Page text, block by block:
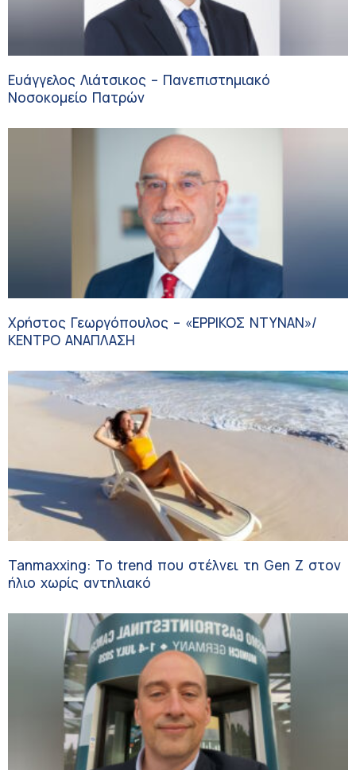
Ευάγγελος Λιάτσικος – Πανεπιστημιακό
Νοσοκομείο Πατρών
Χρήστος Γεωργόπουλος – «ΕΡΡΙΚΟΣ ΝΤΥΝΑΝ»/
ΚΕΝΤΡΟ ΑΝΑΠΛΑΣΗ
Tanmaxxing: To trend που στέλνει τη Gen Z στον
ήλιο χωρίς αντηλιακό